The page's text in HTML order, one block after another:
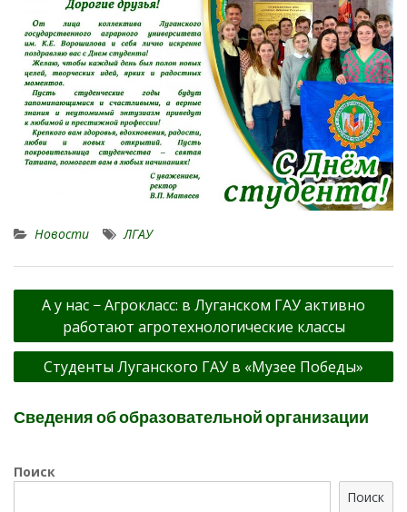
Новости ЛГАУ
Навигация
записям
А у нас − Агрокласс: в Луганском ГАУ активно
работают агротехнологические классы
Студенты Луганского ГАУ в «Музее Победы»
Сведения об образовательной организации
Поиск
Поиск